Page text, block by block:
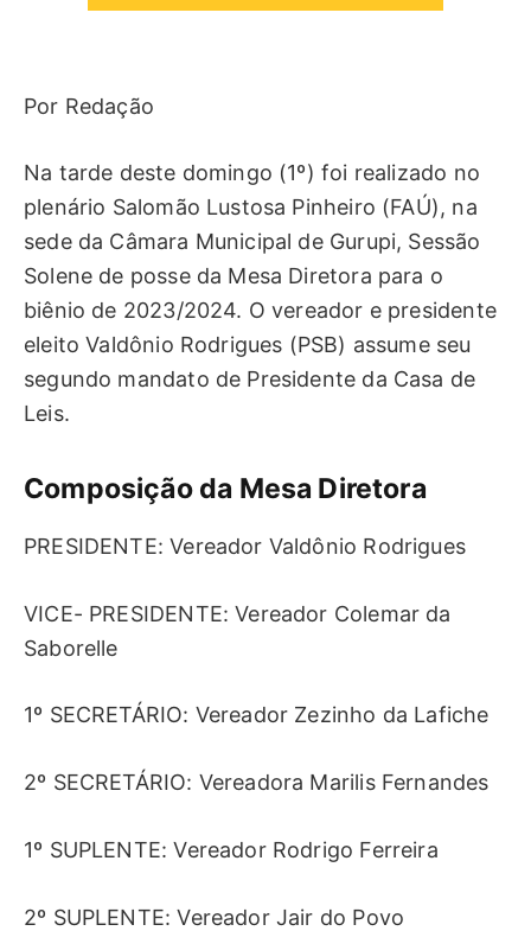
Por Redação
Na tarde deste domingo (1º) foi realizado no
plenário Salomão Lustosa Pinheiro (FAÚ), na
sede da Câmara Municipal de Gurupi, Sessão
Solene de posse da Mesa Diretora para o
biênio de 2023/2024. O vereador e presidente
eleito Valdônio Rodrigues (PSB) assume seu
segundo mandato de Presidente da Casa de
Leis.
Composição da Mesa Diretora
PRESIDENTE: Vereador Valdônio Rodrigues
VICE- PRESIDENTE: Vereador Colemar da
Saborelle
1º SECRETÁRIO: Vereador Zezinho da Lafiche
2º SECRETÁRIO: Vereadora Marilis Fernandes
1º SUPLENTE: Vereador Rodrigo Ferreira
2º SUPLENTE: Vereador Jair do Povo